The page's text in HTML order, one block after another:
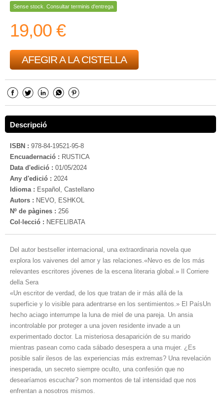
Sense stock. Consultar terminis d'entrega
19,00 €
AFEGIR A LA CISTELLA
Descripció
ISBN : 978-84-19521-95-8
Encuadernació : RUSTICA
Data d'edició : 01/05/2024
Any d'edició : 2024
Idioma : Español, Castellano
Autors : NEVO, ESHKOL
Nº de pàgines : 256
Col·lecció : NEFELIBATA
Del autor bestseller internacional, una extraordinaria novela que
explora los vaivenes del amor y las relaciones.«Nevo es de los más
relevantes escritores jóvenes de la escena literaria global.» Il Corriere
della Sera
«Un escritor de verdad, de los que tratan de ir más allá de la
superficie y lo visible para adentrarse en los sentimientos.» El PaísUn
hecho aciago interrumpe la luna de miel de una pareja. Un ansia
incontrolable por proteger a una joven residente invade a un
experimentado doctor. La misteriosa desaparición de su marido
mientras pasean como cada sábado desespera a una mujer. ¿Es
posible salir ilesos de las experiencias más extremas? Una revelación
inesperada, un secreto siempre oculto, una confesión que no
desearíamos escuchar? son momentos de tal intensidad que nos
enfrentan a nosotros mismos.